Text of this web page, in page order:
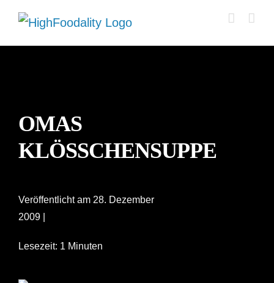
Zum
Inhalt
OMAS
KLÖSSCHENSUPPE
Veröffentlicht am 28. Dezember
2009 |
Lesezeit: 1 Minuten